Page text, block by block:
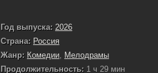
Год выпуска: 2026
Страна: Россия
Жанр: Комедии, Мелодрамы
Продолжительность: 1 ч 29 мин